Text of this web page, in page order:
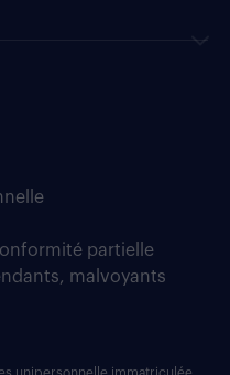
partielle
malvoyants